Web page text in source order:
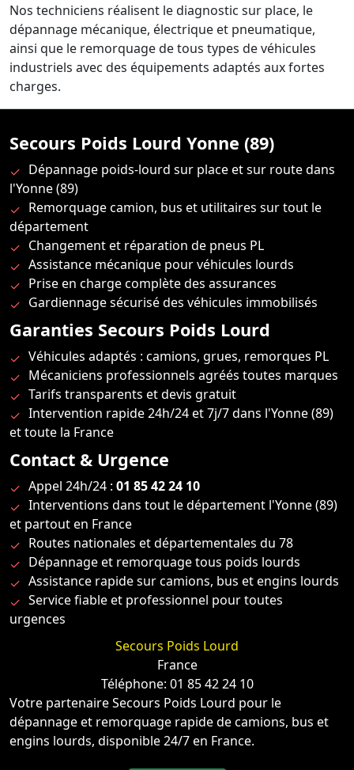
Nos techniciens réalisent le diagnostic sur place, le
dépannage mécanique, électrique et pneumatique,
ainsi que le remorquage de tous types de véhicules
industriels avec des équipements adaptés aux fortes
charges.
Secours Poids Lourd Yonne (89)
Dépannage poids-lourd sur place et sur route dans
l'Yonne (89)
Remorquage camion, bus et utilitaires sur tout le
département
Changement et réparation de pneus PL
Assistance mécanique pour véhicules lourds
Prise en charge complète des assurances
Gardiennage sécurisé des véhicules immobilisés
Garanties Secours Poids Lourd
Véhicules adaptés : camions, grues, remorques PL
Mécaniciens professionnels agréés toutes marques
Tarifs transparents et devis gratuit
Intervention rapide 24h/24 et 7j/7 dans l'Yonne (89)
et toute la France
Contact & Urgence
Appel 24h/24 : 01 85 42 24 10
Interventions dans tout le département l'Yonne (89)
et partout en France
Routes nationales et départementales du 78
Dépannage et remorquage tous poids lourds
Assistance rapide sur camions, bus et engins lourds
Service fiable et professionnel pour toutes
urgences
Secours Poids Lourd
France
Téléphone: 01 85 42 24 10
Votre partenaire Secours Poids Lourd pour le
dépannage et remorquage rapide de camions, bus et
engins lourds, disponible 24/7 en France.